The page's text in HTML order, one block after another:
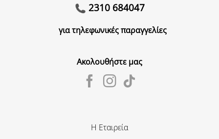
2310 684047
για τηλεφωνικές παραγγελίες
Ακολουθήστε μας
Η Εταιρεία